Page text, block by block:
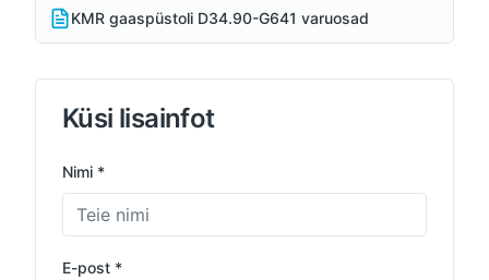
KMR gaaspüstoli D34.90-G641 varuosad
Küsi lisainfot
Nimi *
E-post *